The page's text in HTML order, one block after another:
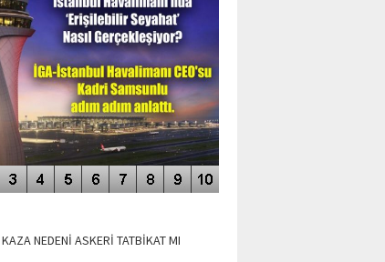
KAZA NEDENİ ASKERİ TATBİKAT MI